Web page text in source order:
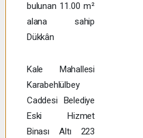
bulunan 11.00 m²
alana sahip
Dükkân
Kale Mahallesi
Karabehlülbey
Caddesi Belediye
Eski Hizmet
Binası Altı 223